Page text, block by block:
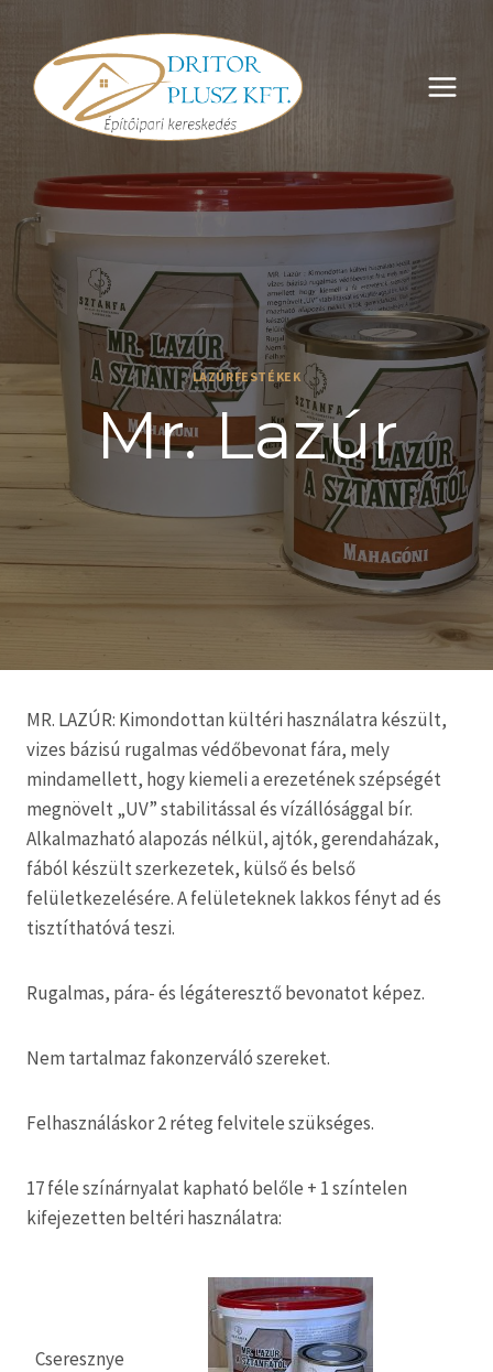
content
LAZÚRFESTÉKEK
Mr. Lazúr
MR. LAZÚR: Kimondottan kültéri használatra készült,
vizes bázisú rugalmas védőbevonat fára, mely
mindamellett, hogy kiemeli a erezetének szépségét
megnövelt „UV” stabilitással és vízállósággal bír.
Alkalmazható alapozás nélkül, ajtók, gerendaházak,
fából készült szerkezetek, külső és belső
felületkezelésére. A felületeknek lakkos fényt ad és
tisztíthatóvá teszi.
Rugalmas, pára- és légáteresztő bevonatot képez.
Nem tartalmaz fakonzerváló szereket.
Felhasználáskor 2 réteg felvitele szükséges.
17 féle színárnyalat kapható belőle + 1 színtelen
kifejezetten beltéri használatra:
Cseresznye